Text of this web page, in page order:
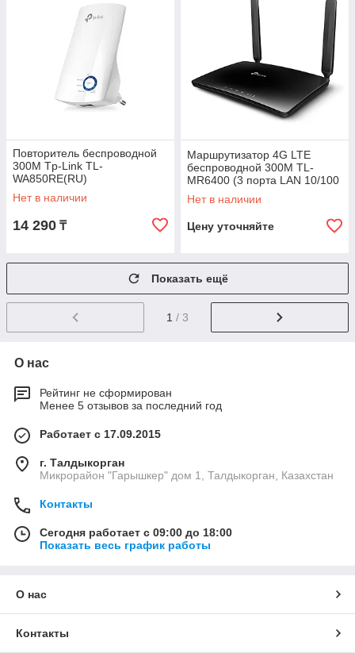
Повторитель беспроводной
300M Tp-Link TL-
WA850RE(RU)
Нет в наличии
14 290 ₸
Маршрутизатор 4G LTE
беспроводной 300M TL-
MR6400 (3 порта LAN 10/100
Mbps, 1 порт LAN/WAN
10/100 Mbps, 1 слот
Нет в наличии
Цену уточняйте
Показать ещё
1 / 3
О нас
Рейтинг не сформирован
Менее 5 отзывов за последний год
Работает с 17.09.2015
г. Талдыкорган
Микрорайон "Гарышкер" дом 1, Талдыкорган, Казахстан
Контакты
Сегодня работает с 09:00 до 18:00
Показать весь график работы
О нас
Контакты